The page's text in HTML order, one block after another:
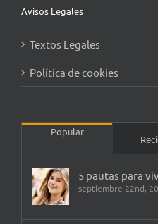
Avisos Legales
Textos Legales
Política de cookies
Popular
5 pautas para
septiembre 22nd,